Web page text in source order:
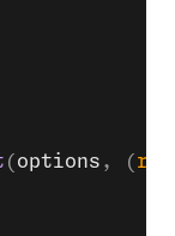
( options , ( res